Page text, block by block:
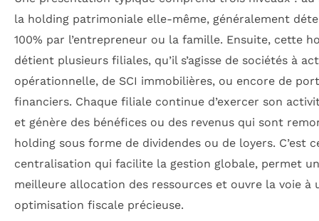
la holding patrimoniale elle-même, généralement
100% par l’entrepreneur ou la famille. Ensuite, cette
détient plusieurs filiales, qu’il s’agisse de sociétés à
opérationnelle, de SCI immobilières, ou encore de
financiers. Chaque filiale continue d’exercer son
et génère des bénéfices ou des revenus qui sont
holding sous forme de dividendes ou de loyers. C’est
centralisation qui facilite la gestion globale, permet
meilleure allocation des ressources et ouvre la voie à
optimisation fiscale précieuse.